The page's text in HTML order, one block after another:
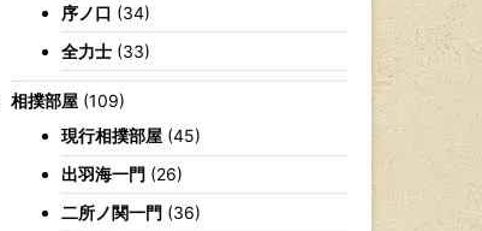
序ノ口 (34)
全力士 (33)
相撲部屋 (109)
現行相撲部屋 (45)
出羽海一門 (26)
二所ノ関一門 (36)